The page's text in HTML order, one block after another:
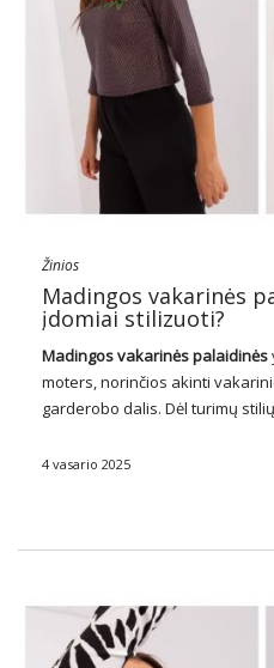
Žinios
Madingos vakarinės
įdomiai stilizuoti?
Madingos vakarinės palaidinės
moters, norinčios akinti
garderobo dalis. Dėl turimų
stilingus kūrinius ypatingoms
4 vasario 2025